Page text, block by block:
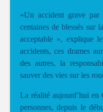
«Un accident grave
centaines de blessés sur
acceptable », explique
accidents, ces drames
des autres, la
sauver des vies sur les
La réalité aujourd’hui en
personnes, depuis le